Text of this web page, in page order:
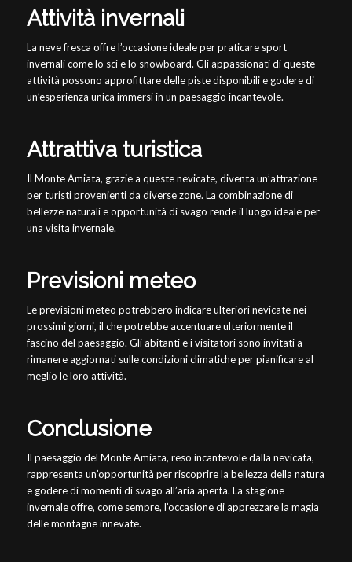
Attività invernali
La neve fresca offre l’occasione ideale per praticare sport
invernali come lo sci e lo snowboard. Gli appassionati di queste
attività possono approfittare delle piste disponibili e godere di
un’esperienza unica immersi in un paesaggio incantevole.
Attrattiva turistica
Il Monte Amiata, grazie a queste nevicate, diventa un’attrazione
per turisti provenienti da diverse zone. La combinazione di
bellezze naturali e opportunità di svago rende il luogo ideale per
una visita invernale.
Previsioni meteo
Le previsioni meteo potrebbero indicare ulteriori nevicate nei
prossimi giorni, il che potrebbe accentuare ulteriormente il
fascino del paesaggio. Gli abitanti e i visitatori sono invitati a
rimanere aggiornati sulle condizioni climatiche per pianificare al
meglio le loro attività.
Conclusione
Il paesaggio del Monte Amiata, reso incantevole dalla nevicata,
rappresenta un’opportunità per riscoprire la bellezza della natura
e godere di momenti di svago all’aria aperta. La stagione
invernale offre, come sempre, l’occasione di apprezzare la magia
delle montagne innevate.